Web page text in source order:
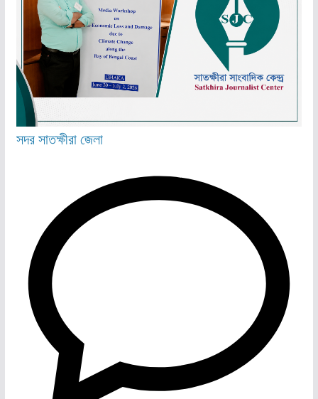
সদরসাতক্ষীরা জেলা